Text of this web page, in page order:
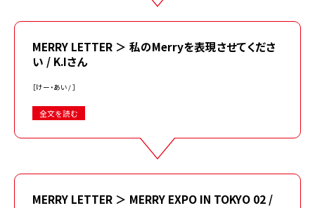
MERRY LETTER ＞ 私のMerryを表現させてくださ
い / K.Iさん
［けー・あい / ］
全文を読む
MERRY LETTER ＞ MERRY EXPO IN TOKYO 02 /